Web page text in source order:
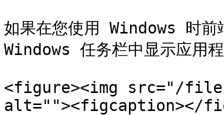
如果在您使用 Windows 时
Windows 任务栏中显示应用
<figure><img src="/files/
alt=""><figcaption></